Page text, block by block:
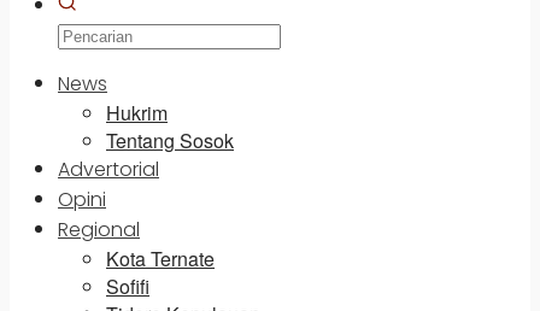
News
Hukrim
Tentang Sosok
Advertorial
Opini
Regional
Kota Ternate
Sofifi